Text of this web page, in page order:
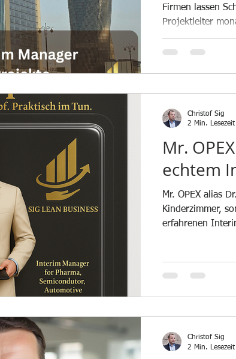
Firmen lassen
Projektleiter
Angst vor
Geld und Energie.
Mr.
echtem
Mr. OPEX alias
Kinderzimmer,
erfahrenen
Christof Sig
2 Min. Lesezeit
Christof Sig
2 Min. Lesezeit